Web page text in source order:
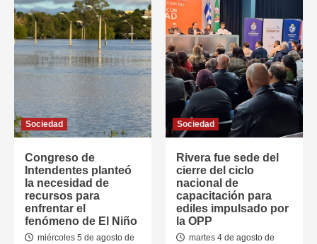
Sociedad
Congreso de
Intendentes planteó
la necesidad de
recursos para
enfrentar el
fenómeno de El Niño
miércoles 5 de agosto de
Sociedad
Rivera fue sede del
cierre del ciclo
nacional de
capacitación para
ediles impulsado por
la OPP
martes 4 de agosto de